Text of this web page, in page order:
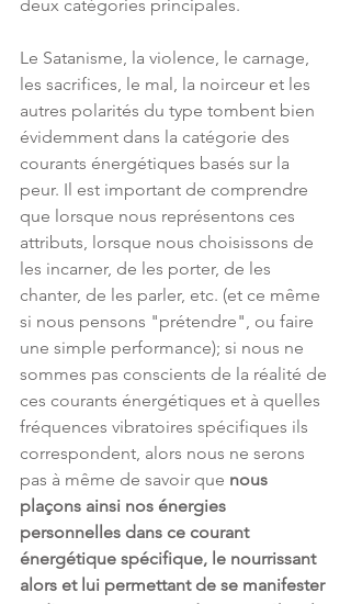
deux catégories principales.
Le Satanisme, la violence, le carnage,
les sacrifices, le mal, la noirceur et les
autres polarités du type tombent bien
évidemment dans la catégorie des
courants énergétiques basés sur la
peur. Il est important de comprendre
que lorsque nous représentons ces
attributs, lorsque nous choisissons de
les incarner, de les porter, de les
chanter, de les parler, etc. (et ce même
si nous pensons "prétendre", ou faire
une simple performance); si nous ne
sommes pas conscients de la réalité de
ces courants énergétiques et à quelles
fréquences vibratoires spécifiques ils
correspondent, alors nous ne serons
pas à même de savoir que nous
plaçons ainsi nos énergies
personnelles dans ce courant
énergétique spécifique, le nourrissant
alors et lui permettant de se manifester